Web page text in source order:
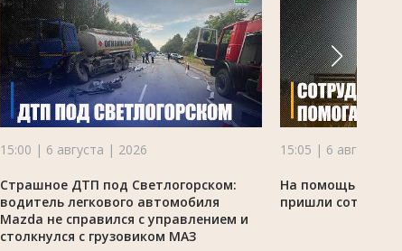
15:00 | 6 августа | 2026
Страшное ДТП под Светлогорском:
водитель легкового автомобиля
Mazda не справился с управлением и
столкнулся с грузовиком МАЗ
15:05 | 6 августа |
На помощь
пришли